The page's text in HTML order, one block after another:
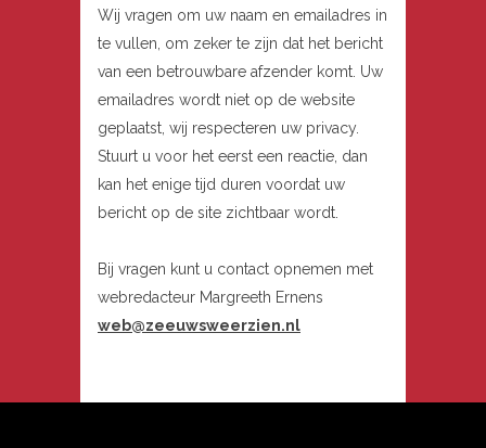
Wij vragen om uw naam en emailadres in
te vullen, om zeker te zijn dat het bericht
van een betrouwbare afzender komt. Uw
emailadres wordt niet op de website
geplaatst, wij respecteren uw privacy.
Stuurt u voor het eerst een reactie, dan
kan het enige tijd duren voordat uw
bericht op de site zichtbaar wordt.
Bij vragen kunt u contact opnemen met
webredacteur Margreeth Ernens
web@zeeuwsweerzien.nl